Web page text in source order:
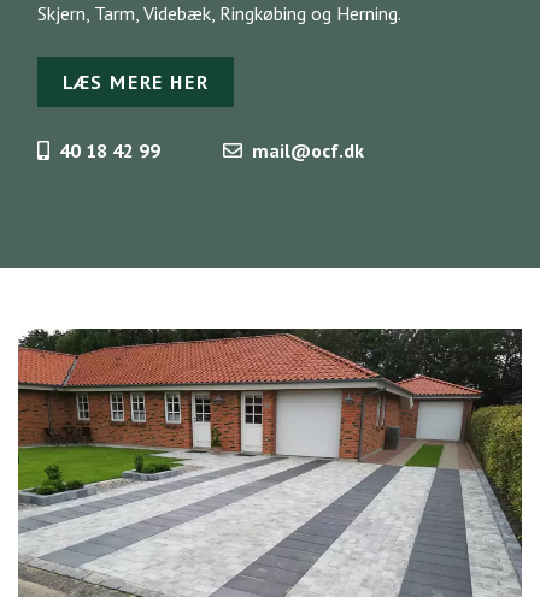
Skjern, Tarm, Videbæk, Ringkøbing og Herning.
LÆS MERE HER
40 18 42 99 mail@ocf.dk